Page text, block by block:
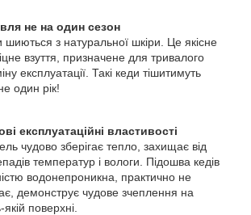
не на один сезон
шиються з натуральної шкіри. Це якісне
взуття, призначене для тривалого
експлуатації. Такі кеди тішитимуть
один рік!
експлуатаційні властивості
чудово зберігає тепло, захищає від
температур і вологи. Підошва кедів
водонепроникна, практично не
демонструє чудове зчеплення на
поверхні.